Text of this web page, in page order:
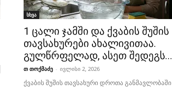
სხვა
1 ცალი ჯამში და ქვაბის შუშის
თავსახურები ახალივითაა.
გულწრფელად, ასეთ შედეგს...
თ თოქმაძე - ივლისი 2, 2026
ქვაბის შუშის თავსახური დროთა განმავლობაში